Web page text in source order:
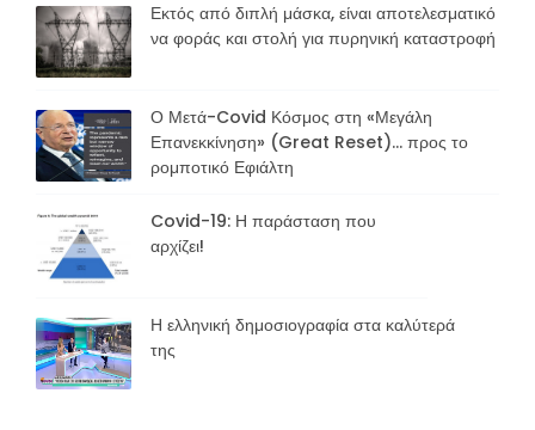
Εκτός από διπλή μάσκα, είναι αποτελεσματικό
να φοράς και στολή για πυρηνική καταστροφή
Ο Μετά-Covid Κόσμος στη «Μεγάλη
Επανεκκίνηση» (Great Reset)… προς το
ρομποτικό Εφιάλτη
Covid-19: Η παράσταση που
αρχίζει!
Η ελληνική δημοσιογραφία στα καλύτερά
της